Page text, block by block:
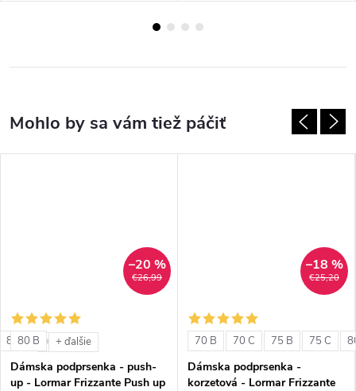
85 C + ďalšie
€26,99
–20 %
80 B + ďalšie
Dámska podprsenka - push-
up - Lormar Frizzante Push up
€25,20
–18 %
70 B 70 C 75 B 75 C
Dámska podprsenka -
korzetová - Lormar Frizzante